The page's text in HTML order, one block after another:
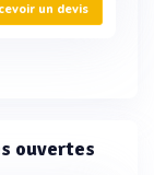
un devis
ouvertes